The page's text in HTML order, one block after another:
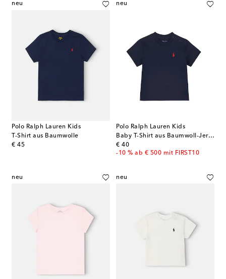
neu
Polo Ralph Lauren Kids
T-Shirt aus Baumwolle
€ 45
original price
neu
Polo Ralph Lauren Kids
Baby T-Shirt aus Baumwoll-Jersey
€ 40
original price
-10 % ab € 500 mit FIRST10
neu neu